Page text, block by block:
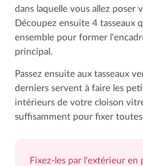
dans laquelle vous allez poser
Découpez ensuite 4 tasseaux
ensemble pour former
principal.
Passez ensuite aux tasseaux
derniers servent à faire les
intérieurs de votre cloison
suffisamment pour fixer
Fixez-les par l'extérieur en